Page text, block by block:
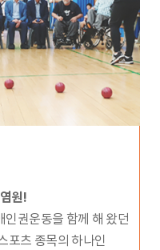
원!
인권운동을 함께 해 왔던
포츠 종목의 하나인